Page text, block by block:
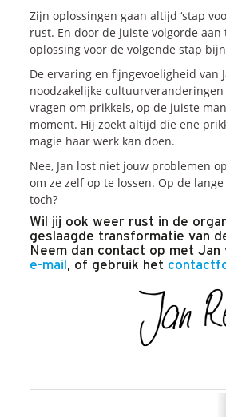
Neem Contact op
Contact
Inschrijven SalesCultuur-nieuws
Zijn oplossingen gaan altijd ‘stap
rust. En door de juiste volgorde aan
oplossing voor de volgende stap
De ervaring en fijngevoeligheid van
noodzakelijke cultuurveranderingen
vragen om prikkels, op de juiste
moment. Hij zoekt altijd die ene
magie haar werk kan doen.
Nee, Jan lost niet jouw problemen
om ze zelf op te lossen. Op de
toch?
Wil jij ook weer rust in de
geslaagde transformatie van
Neem dan contact op met Jan
e-mail , of gebruik het